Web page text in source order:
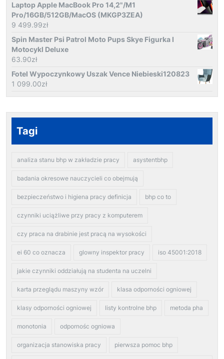
Laptop Apple MacBook Pro 14,2"/M1
Pro/16GB/512GB/MacOS (MKGP3ZEA)
9 499.99zł
Spin Master Psi Patrol Moto Pups Skye Figurka I
Motocykl Deluxe
63.90zł
Fotel Wypoczynkowy Uszak Vence Niebieski120823
1 099.00zł
Tagi
analiza stanu bhp w zakładzie pracy asystentbhp
badania okresowe nauczycieli co obejmują
bezpieczeństwo i higiena pracy definicja bhp co to
czynniki uciążliwe przy pracy z komputerem
czy praca na drabinie jest pracą na wysokości
ei 60 co oznacza glowny inspektor pracy iso 45001:2018
jakie czynniki oddziałują na studenta na uczelni
karta przeglądu maszyny wzór klasa odporności ogniowej
klasy odporności ogniowej listy kontrolne bhp metoda pha
monotonia odpornośc ogniowa
organizacja stanowiska pracy pierwsza pomoc bhp